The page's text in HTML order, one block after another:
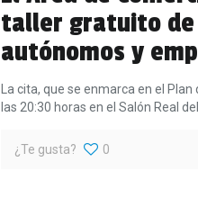
taller gratuito
autónomos y
La cita, que se enmarca en el
las 20:30 horas en el Salón Real del
¿Te gusta? 0